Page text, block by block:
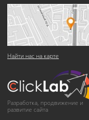
Найти нас на карте
Разработка, продвижение и
развитие сайта